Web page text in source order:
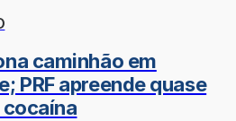
caminhão em
PRF apreende quase